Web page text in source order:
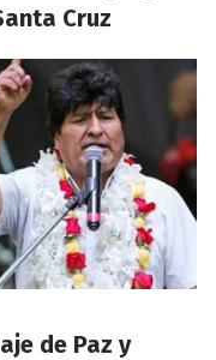
Cruz
de Paz y